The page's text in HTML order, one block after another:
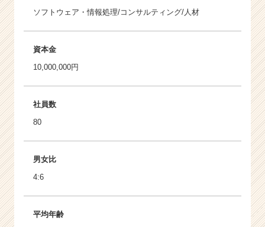
ソフトウェア・情報処理/コンサルティング/人材
資本金
10,000,000円
社員数
80
男女比
4:6
平均年齢